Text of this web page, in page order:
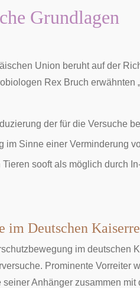
Grundlagen
Union beruht auf der
Rex Bruch erwähnten
der für die Versuche
im Sinne einer Verminderung
sooft als möglich durch
im Deutschen
im deutschen
Prominente Vorreiter
Anhänger zusammen mit